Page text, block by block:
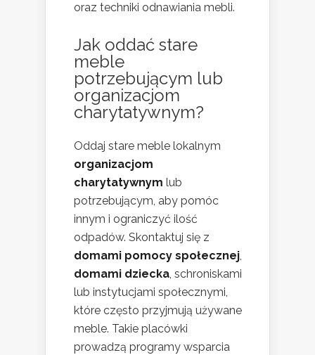
oraz techniki odnawiania mebli.
Jak oddać stare
meble
potrzebującym lub
organizacjom
charytatywnym?
Oddaj stare meble lokalnym
organizacjom
charytatywnym lub
potrzebującym, aby pomóc
innym i ograniczyć ilość
odpadów. Skontaktuj się z
domami pomocy społecznej,
domami dziecka, schroniskami
lub instytucjami społecznymi,
które często przyjmują używane
meble. Takie placówki
prowadzą programy wsparcia